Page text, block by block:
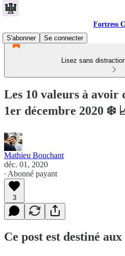
Fortress
S'abonner
Se connecter
Lisez sans
Les 10 valeurs à avoir
1er décembre 2020 ❄️
Mathieu Bouchant
déc. 01, 2020
∙ Abonné payant
3
Ce post est destiné